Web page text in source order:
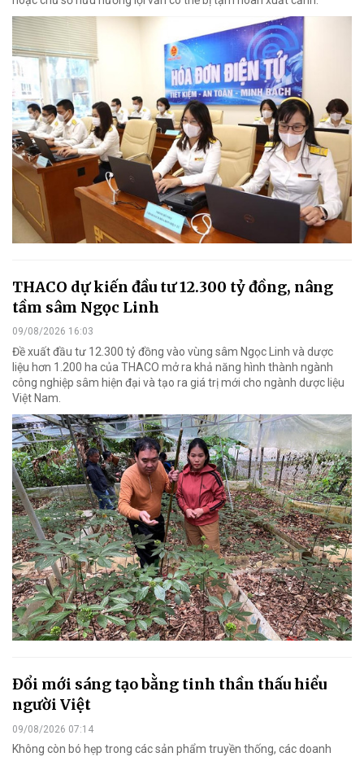
THACO dự kiến đầu tư 12.300 tỷ đồng, nâng
tầm sâm Ngọc Linh
09/08/2026 16:03
Đề xuất đầu tư 12.300 tỷ đồng vào vùng sâm Ngọc Linh và dược
liệu hơn 1.200 ha của THACO mở ra khả năng hình thành ngành
công nghiệp sâm hiện đại và tạo ra giá trị mới cho ngành dược liệu
Việt Nam.
Đổi mới sáng tạo bằng tinh thần thấu hiểu
người Việt
09/08/2026 07:14
Không còn bó hẹp trong các sản phẩm truyền thống, các doanh